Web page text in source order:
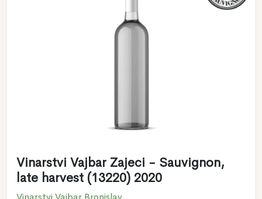
Vinarstvi Vajbar Zajeci - Sauvignon,
late harvest (13220) 2020